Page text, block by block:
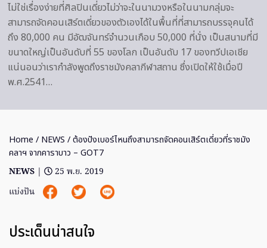
ไม่ใช่เรื่องง่ายที่ศิลปินเดี่ยวไม่ว่าจะในนามวงหรือในนามกลุ่มจะ
สามารถจัดคอนเสิร์ตเดี่ยวของตัวเองได้ในพื้นที่ที่สามารถบรรจุคนได้
ถึง 80,000 คน มีอัฒจันทร์จำนวนเกือบ 50,000 ที่นั่ง เป็นสนามที่มี
ขนาดใหญ่เป็นอันดับที่ 55 ของโลก เป็นอันดับ 17 ของทวีปเอเชีย
แน่นอนว่าเรากำลังพูดถึงราชมังคลากีฬาสถาน ซึ่งเปิดให้ใช้เมื่อปี
พ.ศ.2541…
Home / NEWS / ต้องปังเบอร์ไหนถึงสามารถจัดคอนเสิร์ตเดี่ยวที่ราชมัง
คลาฯ จากคาราบาว – GOT7
NEWS |
25 พ.ย. 2019
แบ่งปัน
ประเด็นน่าสนใจ